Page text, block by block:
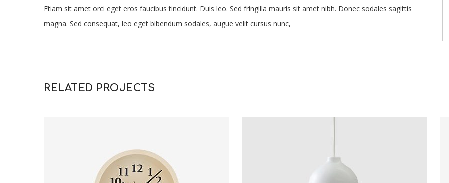
Etiam sit amet orci eget eros faucibus tincidunt. Duis leo. Sed fringilla mauris sit amet nibh. Donec sodales sagittis
magna. Sed consequat, leo eget bibendum sodales, augue velit cursus nunc,
RELATED PROJECTS